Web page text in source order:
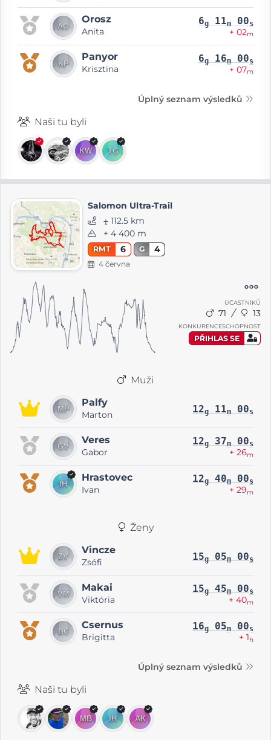
Orosz
Anita
6g 11m 00s
+ 02m
Panyor
Krisztina
6g 16m 00s
+ 07m
Úplný seznam výsledků
Naši tu byli
Salomon Ultra-Trail
⨦ 112.5 km
+ 4 400 m
RMT 6 G 4
4 června
ÚČASTNÍKŮ
71 13
KONKURENCESCHOPNOST
PŘIHLAS SE
Muži
Palfy
Marton 12g 11m 00s
Veres
Gabor
12g 37m 00s
+ 26m
Hrastovec
Ivan
12g 40m 00s
+ 29m
Ženy
Vincze
Zsófi 15g 05m 00s
Makai
Viktória
15g 45m 00s
+ 40m
Csernus
Brigitta
16g 05m 00s
+ 1h
Úplný seznam výsledků
Naši tu byli